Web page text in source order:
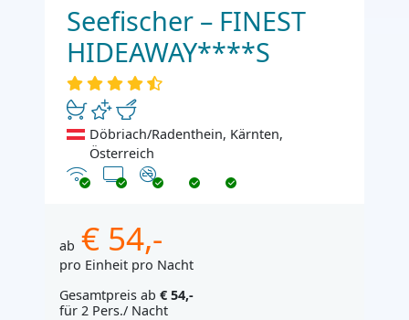
Seefischer – FINEST
HIDEAWAY****S
Döbriach/Radenthein, Kärnten,
Österreich
Internet
TV Nichtraucher
ab € 54,-
pro Einheit pro Nacht
Gesamtpreis ab € 54,-
für 2 Pers./ Nacht